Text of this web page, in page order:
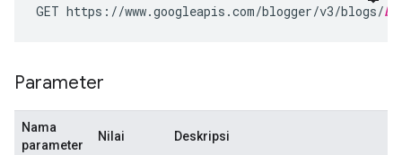
GET https://www.googleapis.com/blogger/v3/blogs/
Parameter
Nama
parameter
Nilai Deskripsi